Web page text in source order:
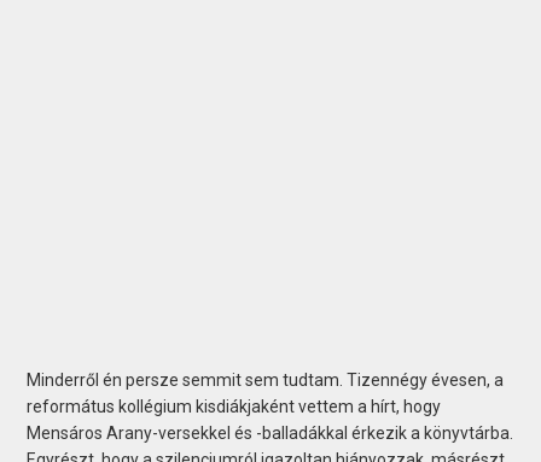
Minderről én persze semmit sem tudtam. Tizennégy évesen, a
református kollégium kisdiákjaként vettem a hírt, hogy
Mensáros Arany-versekkel és -balladákkal érkezik a könyvtárba.